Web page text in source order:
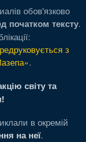
обов'язково
початком тексту.
з
.
світу та
в окремій
на неї.